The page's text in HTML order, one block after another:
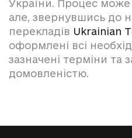
України. Процес може
але, звернувшись до
перекладів Ukrainian
оформлені всі
зазначені терміни та
домовленістю.